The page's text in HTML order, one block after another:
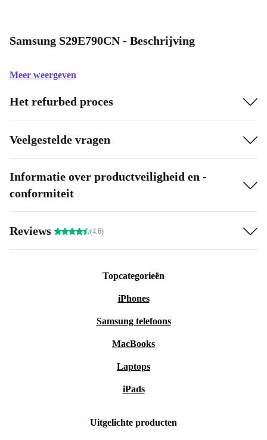
Samsung S29E790CN - Beschrijving
Meer weergeven
Het refurbed proces
Veelgestelde vragen
Informatie over productveiligheid en -
conformiteit
Reviews (4.6)
Topcategorieën
iPhones
Samsung telefoons
MacBooks
Laptops
iPads
Uitgelichte producten